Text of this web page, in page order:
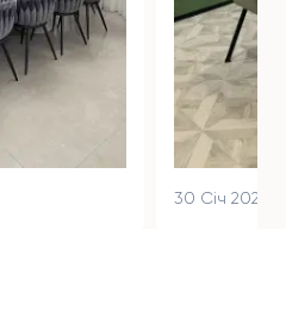
30 Січ 2026